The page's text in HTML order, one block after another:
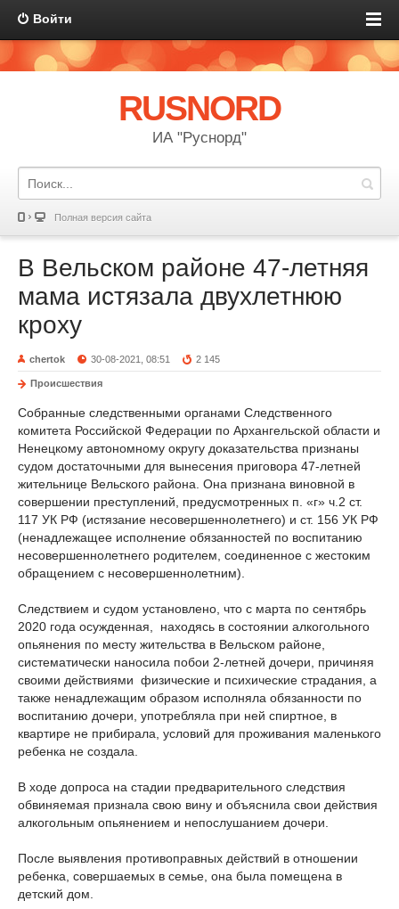
Войти
RUSNORD
ИА "Руснорд"
Полная версия сайта
В Вельском районе 47-летняя
мама истязала двухлетнюю
кроху
chertok 30-08-2021, 08:51 2 145
Происшествия
Собранные следственными органами Следственного
комитета Российской Федерации по Архангельской области и
Ненецкому автономному округу доказательства признаны
судом достаточными для вынесения приговора 47-летней
жительнице Вельского района. Она признана виновной в
совершении преступлений, предусмотренных п. «г» ч.2 ст.
117 УК РФ (истязание несовершеннолетнего) и ст. 156 УК РФ
(ненадлежащее исполнение обязанностей по воспитанию
несовершеннолетнего родителем, соединенное с жестоким
обращением с несовершеннолетним).
Следствием и судом установлено, что с марта по сентябрь
2020 года осужденная, находясь в состоянии алкогольного
опьянения по месту жительства в Вельском районе,
систематически наносила побои 2-летней дочери, причиняя
своими действиями физические и психические страдания, а
также ненадлежащим образом исполняла обязанности по
воспитанию дочери, употребляла при ней спиртное, в
квартире не прибирала, условий для проживания маленького
ребенка не создала.
В ходе допроса на стадии предварительного следствия
обвиняемая признала свою вину и объяснила свои действия
алкогольным опьянением и непослушанием дочери.
После выявления противоправных действий в отношении
ребенка, совершаемых в семье, она была помещена в
детский дом.